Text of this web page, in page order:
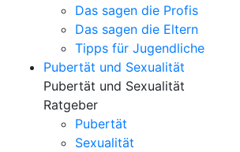
Das sagen die Profis
Das sagen die Eltern
Tipps für Jugendliche
Pubertät und Sexualität
Pubertät und Sexualität
Ratgeber
Pubertät
Sexualität